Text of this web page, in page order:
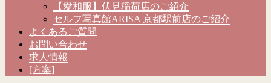
【愛和服】伏見稲荷店のご紹介
セルフ写真館ARISA 京都駅前店のご紹介
よくあるご質問
お問い合わせ
求人情報
[方案]